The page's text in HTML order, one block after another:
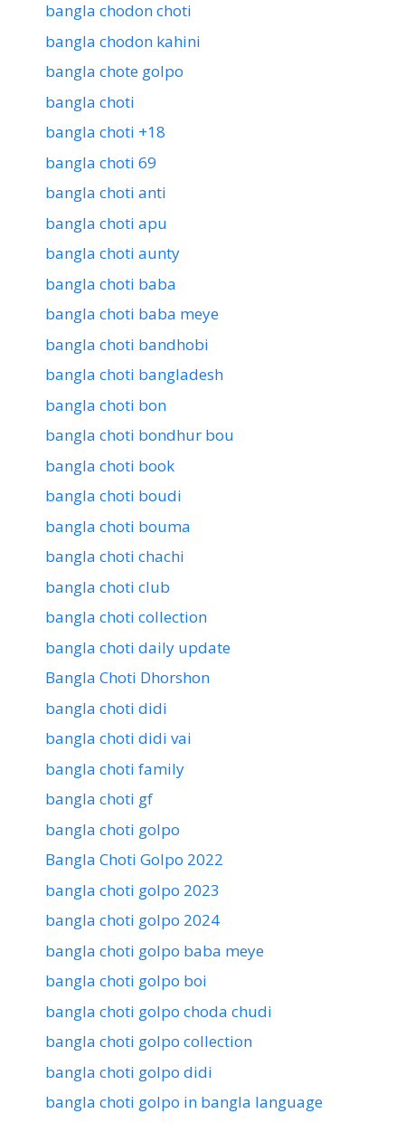
bangla chodon choti
bangla chodon kahini
bangla chote golpo
bangla choti
bangla choti +18
bangla choti 69
bangla choti anti
bangla choti apu
bangla choti aunty
bangla choti baba
bangla choti baba meye
bangla choti bandhobi
bangla choti bangladesh
bangla choti bon
bangla choti bondhur bou
bangla choti book
bangla choti boudi
bangla choti bouma
bangla choti chachi
bangla choti club
bangla choti collection
bangla choti daily update
Bangla Choti Dhorshon
bangla choti didi
bangla choti didi vai
bangla choti family
bangla choti gf
bangla choti golpo
Bangla Choti Golpo 2022
bangla choti golpo 2023
bangla choti golpo 2024
bangla choti golpo baba meye
bangla choti golpo boi
bangla choti golpo choda chudi
bangla choti golpo collection
bangla choti golpo didi
bangla choti golpo in bangla language